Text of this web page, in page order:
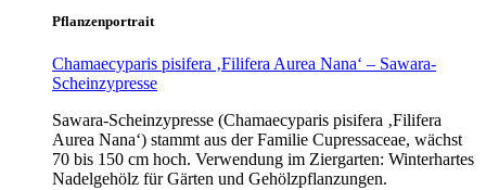
Pflanzenportrait
Chamaecyparis pisifera ‚Filifera Aurea Nana‘ – Sawara-
Scheinzypresse
Sawara-Scheinzypresse (Chamaecyparis pisifera ‚Filifera
Aurea Nana‘) stammt aus der Familie Cupressaceae, wächst
70 bis 150 cm hoch. Verwendung im Ziergarten: Winterhartes
Nadelgehölz für Gärten und Gehölzpflanzungen.